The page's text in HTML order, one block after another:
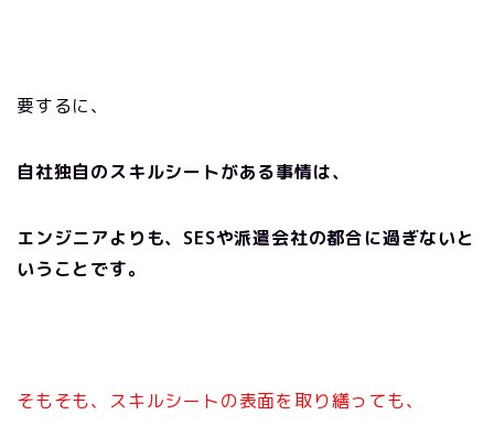
要するに、
自社独自のスキルシートがある事情は、
エンジニアよりも、SESや派遣会社の都合に過ぎないと
いうことです。
そもそも、スキルシートの表面を取り繕っても、